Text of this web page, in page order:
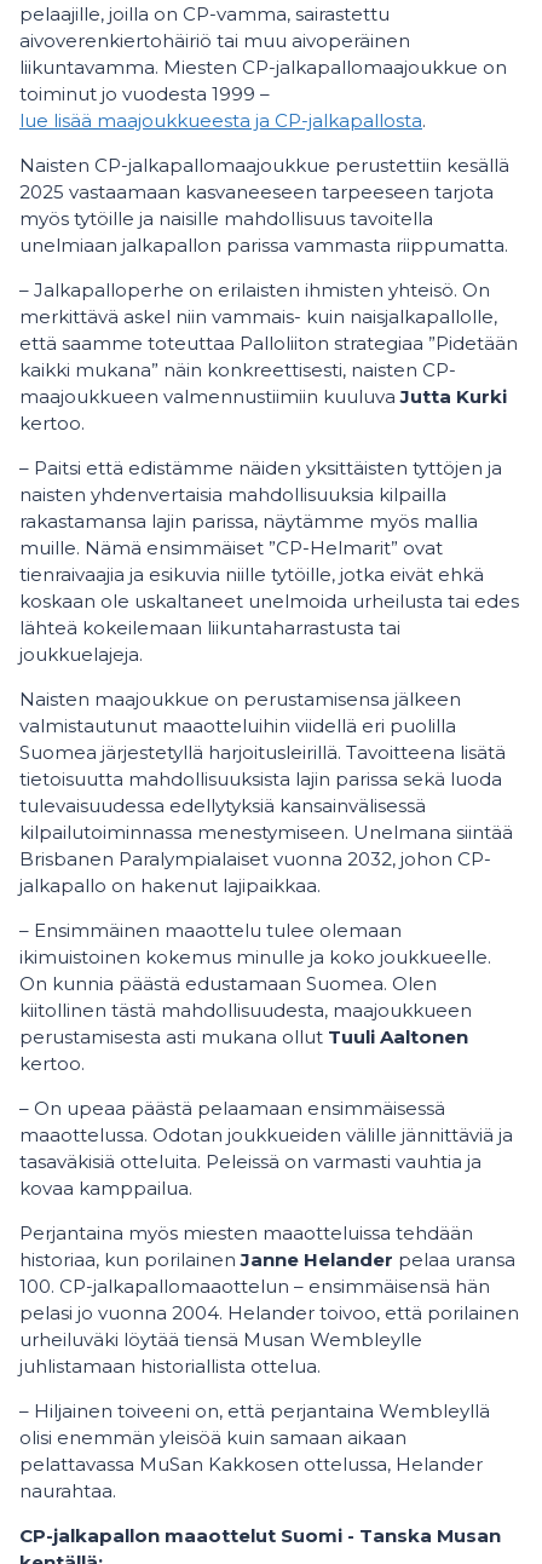
pelaajille, joilla on CP-vamma, sairastettu
aivoverenkiertohäiriö tai muu aivoperäinen
liikuntavamma. Miesten CP-jalkapallomaajoukkue on
toiminut jo vuodesta 1999 –
lue lisää maajoukkueesta ja CP-jalkapallosta.
Naisten CP-jalkapallomaajoukkue perustettiin kesällä
2025 vastaamaan kasvaneeseen tarpeeseen tarjota
myös tytöille ja naisille mahdollisuus tavoitella
unelmiaan jalkapallon parissa vammasta riippumatta.
– Jalkapalloperhe on erilaisten ihmisten yhteisö. On
merkittävä askel niin vammais- kuin naisjalkapallolle,
että saamme toteuttaa Palloliiton strategiaa ”Pidetään
kaikki mukana” näin konkreettisesti, naisten CP-
maajoukkueen valmennustiimiin kuuluvaJutta Kurki
kertoo.
– Paitsi että edistämme näiden yksittäisten tyttöjen ja
naisten yhdenvertaisia mahdollisuuksia kilpailla
rakastamansa lajin parissa, näytämme myös mallia
muille. Nämä ensimmäiset ”CP-Helmarit” ovat
tienraivaajia ja esikuvia niille tytöille, jotka eivät ehkä
koskaan ole uskaltaneet unelmoida urheilusta tai edes
lähteä kokeilemaan liikuntaharrastusta tai
joukkuelajeja.
Naisten maajoukkue on perustamisensa jälkeen
valmistautunut maaotteluihin viidellä eri puolilla
Suomea järjestetyllä harjoitusleirillä. Tavoitteena lisätä
tietoisuutta mahdollisuuksista lajin parissa sekä luoda
tulevaisuudessa edellytyksiä kansainvälisessä
kilpailutoiminnassa menestymiseen. Unelmana siintää
Brisbanen Paralympialaiset vuonna 2032, johon CP-
jalkapallo on hakenut lajipaikkaa.
– Ensimmäinen maaottelu tulee olemaan
ikimuistoinen kokemus minulle ja koko joukkueelle.
On kunnia päästä edustamaan Suomea. Olen
kiitollinen tästä mahdollisuudesta, maajoukkueen
perustamisesta asti mukana ollut Tuuli Aaltonen
kertoo.
– On upeaa päästä pelaamaan ensimmäisessä
maaottelussa. Odotan joukkueiden välille jännittäviä ja
tasaväkisiä otteluita. Peleissä on varmasti vauhtia ja
kovaa kamppailua.
Perjantaina myös miesten maaotteluissa tehdään
historiaa, kun porilainenJanne Helander pelaa uransa
100. CP-jalkapallomaaottelun – ensimmäisensä hän
pelasi jo vuonna 2004. Helander toivoo, että porilainen
urheiluväki löytää tiensä Musan Wembleylle
juhlistamaan historiallista ottelua.
– Hiljainen toiveeni on, että perjantaina Wembleyllä
olisi enemmän yleisöä kuin samaan aikaan
pelattavassa MuSan Kakkosen ottelussa, Helander
naurahtaa.
CP-jalkapallon maaottelut Suomi - Tanska Musan